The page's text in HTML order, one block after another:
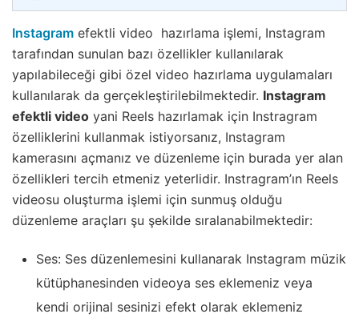
Instagram efektli video hazırlama işlemi, Instagram
tarafından sunulan bazı özellikler kullanılarak
yapılabileceği gibi özel video hazırlama uygulamaları
kullanılarak da gerçekleştirilebilmektedir. Instagram
efektli video yani Reels hazırlamak için Instragram
özelliklerini kullanmak istiyorsanız, Instagram
kamerasını açmanız ve düzenleme için burada yer alan
özellikleri tercih etmeniz yeterlidir. Instragram’ın Reels
videosu oluşturma işlemi için sunmuş olduğu
düzenleme araçları şu şekilde sıralanabilmektedir:
Ses: Ses düzenlemesini kullanarak Instagram müzik
kütüphanesinden videoya ses eklemeniz veya
kendi orijinal sesinizi efekt olarak eklemeniz